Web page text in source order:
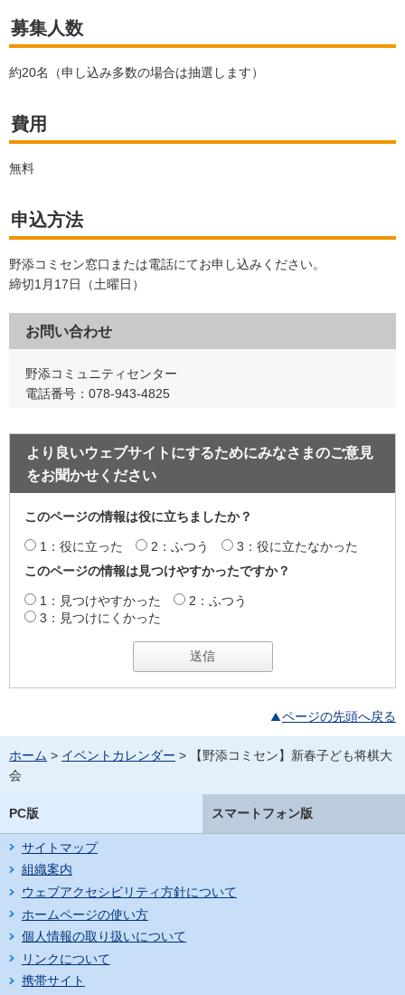
募集人数
約20名（申し込み多数の場合は抽選します）
費用
無料
申込方法
野添コミセン窓口または電話にてお申し込みください。
締切1月17日（土曜日）
お問い合わせ
野添コミュニティセンター
電話番号：078-943-4825
より良いウェブサイトにするためにみなさまのご意見
をお聞かせください
このページの情報は役に立ちましたか？
1：役に立った 2：ふつう
3：役に立たなかった
このページの情報は見つけやすかったですか？
1：見つけやすかった
2：ふつう
3：見つけにくかった
ページの先頭へ戻る
ホーム > イベントカレンダー > 【野添コミセン】新春子ども将棋大
会
PC版 スマートフォン版
サイトマップ
組織案内
ウェブアクセシビリティ方針について
ホームページの使い方
個人情報の取り扱いについて
リンクについて
携帯サイト